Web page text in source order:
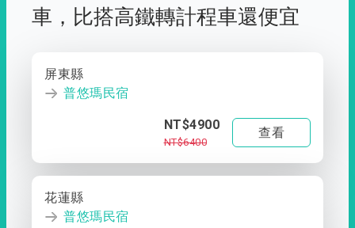
車， 比搭高鐵轉計程車還便宜
屏東縣
普悠瑪民宿
NT$4900
NT$6400
查看
花蓮縣
普悠瑪民宿